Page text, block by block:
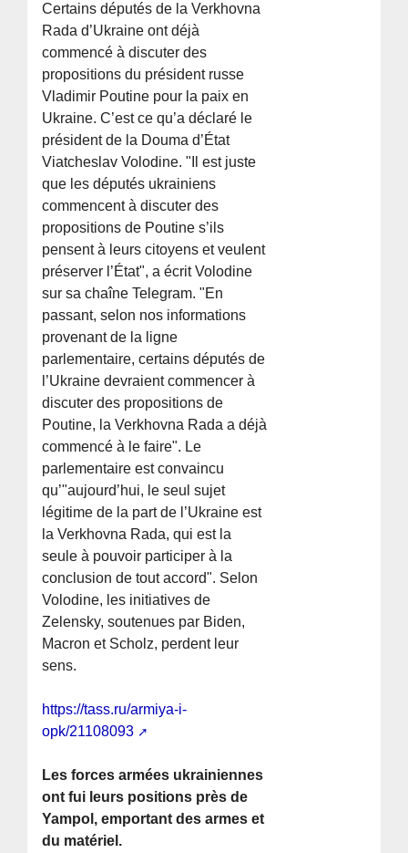
Certains députés de la Verkhovna
Rada d’Ukraine ont déjà
commencé à discuter des
propositions du président russe
Vladimir Poutine pour la paix en
Ukraine. C’est ce qu’a déclaré le
président de la Douma d’État
Viatcheslav Volodine. "Il est juste
que les députés ukrainiens
commencent à discuter des
propositions de Poutine s’ils
pensent à leurs citoyens et veulent
préserver l’État", a écrit Volodine
sur sa chaîne Telegram. "En
passant, selon nos informations
provenant de la ligne
parlementaire, certains députés de
l’Ukraine devraient commencer à
discuter des propositions de
Poutine, la Verkhovna Rada a déjà
commencé à le faire". Le
parlementaire est convaincu
qu’"aujourd’hui, le seul sujet
légitime de la part de l’Ukraine est
la Verkhovna Rada, qui est la
seule à pouvoir participer à la
conclusion de tout accord". Selon
Volodine, les initiatives de
Zelensky, soutenues par Biden,
Macron et Scholz, perdent leur
sens.
https://tass.ru/armiya-i-
opk/21108093
Les forces armées ukrainiennes
ont fui leurs positions près de
Yampol, emportant des armes et
du matériel.